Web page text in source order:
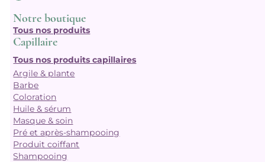
Notre boutique
Tous nos produits
Capillaire
Tous nos produits capillaires
Argile & plante
Barbe
Coloration
Huile & sérum
Masque & soin
Pré et après-shampooing
Produit coiffant
Shampooing